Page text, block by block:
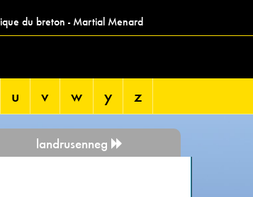
du breton - Martial Menard
u v w y z
landrusenneg